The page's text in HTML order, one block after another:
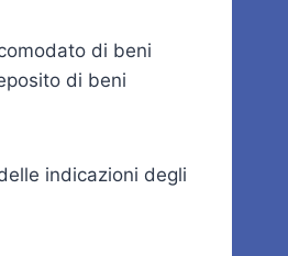
di beni
di beni
indicazioni degli